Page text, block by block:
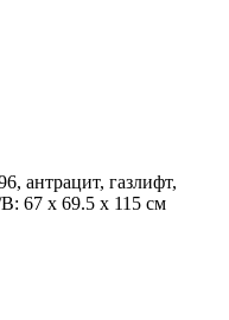
антрацит, газлифт,
67 x 69.5 x 115 см